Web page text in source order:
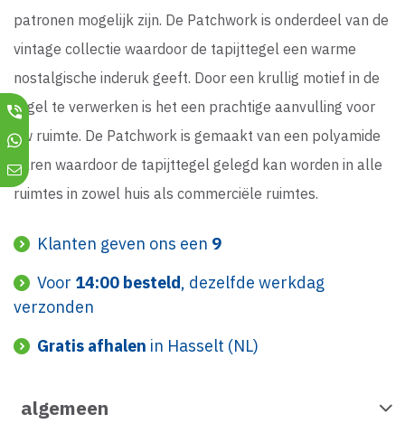
patronen mogelijk zijn. De Patchwork is onderdeel van de
vintage collectie waardoor de tapijttegel een warme
nostalgische inderuk geeft. Door een krullig motief in de
tegel te verwerken is het een prachtige aanvulling voor
uw ruimte. De Patchwork is gemaakt van een polyamide
garen waardoor de tapijttegel gelegd kan worden in alle
ruimtes in zowel huis als commerciële ruimtes.
Klanten geven ons een 9
Voor 14:00 besteld, dezelfde werkdag
verzonden
Gratis afhalen in Hasselt (NL)
algemeen